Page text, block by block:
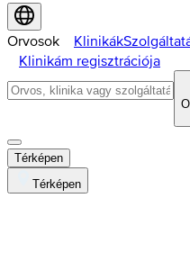
Orvosok Klinikák
Klinikám regisztrációja
Térképen
Térképen